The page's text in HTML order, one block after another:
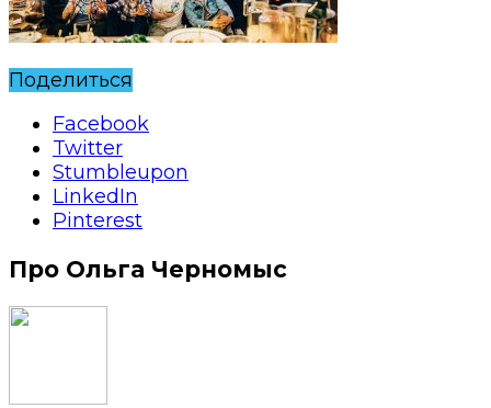
Поделиться
Facebook
Twitter
Stumbleupon
LinkedIn
Pinterest
Про Ольга Черномыс